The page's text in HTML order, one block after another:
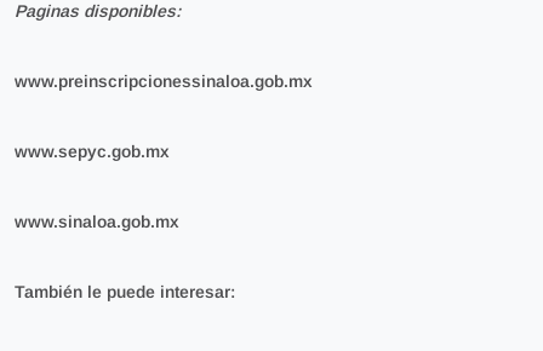
Paginas disponibles:
www.preinscripcionessinaloa.gob.mx
www.sepyc.gob.mx
www.sinaloa.gob.mx
También le puede interesar: